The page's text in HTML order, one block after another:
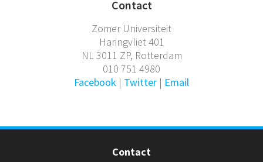
Contact
Zomer Universiteit
Haringvliet 401
NL 3011 ZP, Rotterdam
010 751 4980
Facebook | Twitter | Email
Contact